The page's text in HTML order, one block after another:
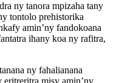
ny tanora mpizaha tany
tontolo prehistorika
amin’ny fandokoana
ihany koa ny rafitra,
ny fahalianana